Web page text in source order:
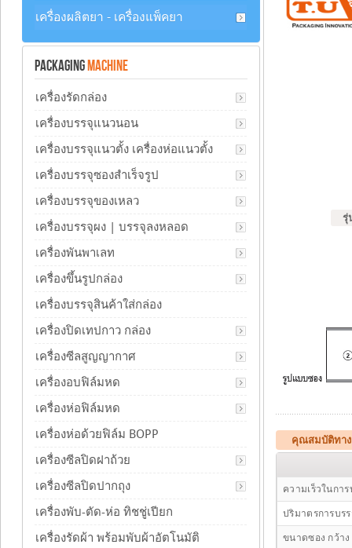
รุ่
คุณสมบัติทาง
ความเร็วในการ
ปริมาตรการบร
ขนาดซอง กว้า
เครื่องผลิตยา - เครื่องแพ็คยา
PACKAGING MACHINE
เครื่องรัดกล่อง
เครื่องบรรจุแนวนอน
เครื่องบรรจุแนวตั้ง เครื่องห่อแนวตั้ง
เครื่องบรรจุซองสำเร็จรูป
เครื่องบรรจุของเหลว
เครื่องบรรจุผง | บรรจุลงหลอด
เครื่องพันพาเลท
เครื่องขึ้นรูปกล่อง
เครื่องบรรจุสินค้าใส่กล่อง
เครื่องปิดเทปกาว กล่อง
เครื่องซีลสูญญากาศ
เครื่องอบฟิล์มหด
เครื่องห่อฟิล์มหด
เครื่องห่อด้วยฟิล์ม BOPP
เครื่องซีลปิดฝาถ้วย
เครื่องซีลปิดปากถุง
เครื่องพับ-ตัด-ห่อ ทิชชู่เปียก
เครื่องรัดผ้า พร้อมพับผ้าอัตโนมัติ